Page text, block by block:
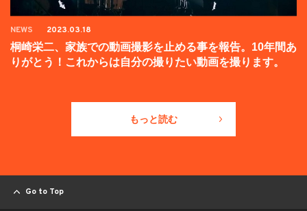
NEWS 2023.03.18
桐崎栄二、家族での動画撮影を止める事を報告。10年間あ
りがとう！これからは自分の撮りたい動画を撮ります。
もっと読む
Go to Top